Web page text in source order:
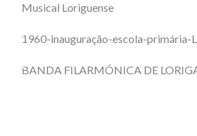
Musical Loriguense
1960-inauguração-escola-primária-
BANDA FILARMÓNICA DE